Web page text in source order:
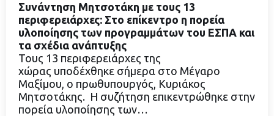
ΔΙΑΒΑΣΤΕ ΠΕΡΙΣΣΟΤΕΡΑ
Συνάντηση Μητσοτάκη με τους 13
περιφερειάρχες: Στο επίκεντρο η πορεία
υλοποίησης των προγραμμάτων του ΕΣΠΑ και
τα σχέδια ανάπτυξης
Τους 13 περιφερειάρχες της
χώρας υποδέχθηκε σήμερα στο Μέγαρο
Μαξίμου, ο πρωθυπουργός, Κυριάκος
Μητσοτάκης. Η συζήτηση επικεντρώθηκε στην
πορεία υλοποίησης των…